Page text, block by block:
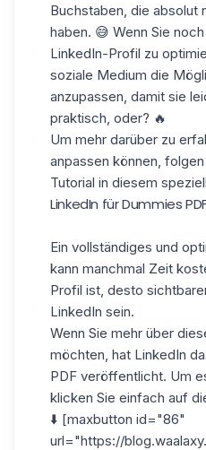
Buchstaben, die absolut
haben. 😅 Wenn Sie
LinkedIn-Profil zu
soziale Medium die
anzupassen, damit sie
praktisch, oder? 🔥
Um mehr darüber zu
anpassen können,
Tutorial in diesem
LinkedIn für Dummies
Ein vollständiges und
kann manchmal Zeit
Profil ist, desto
LinkedIn sein.
Wenn Sie mehr über
möchten, hat LinkedIn
PDF veröffentlicht. Um
klicken Sie einfach auf
⬇️ [maxbutton id="86"
url="https://